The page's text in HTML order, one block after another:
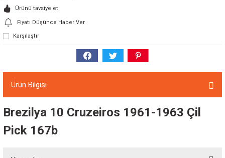
Ürünü tavsiye et
Fiyatı Düşünce Haber Ver
Karşılaştır
Ürün Bilgisi
Brezilya 10 Cruzeiros 1961-1963 Çil
Pick 167b